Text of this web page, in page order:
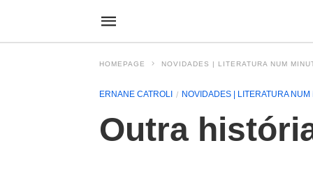
HOMEPAGE NOVIDADES | LITERATURA NUM
ERNANE CATROLI NOVIDADES | LITERATURA NUM
Outra